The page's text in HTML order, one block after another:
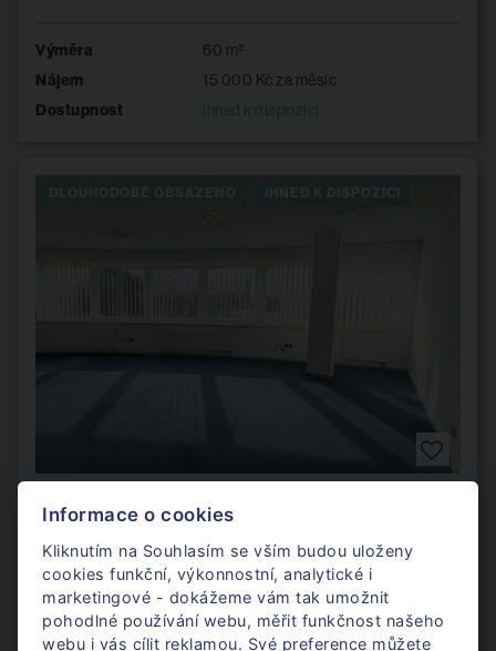
Výměra 60 m²
Nájem 15 000 Kč za měsíc
Dostupnost
Kanceláře Cejl
Cejl, Brno - Zábrdovice
Výměra 217 m²
Nájem 45 200 Kč za měsíc
Informace o cookies
Kliknutím na Souhlasím se vším budou uloženy
cookies funkční, výkonnostní, analytické i
marketingové - dokážeme vám tak umožnit
pohodlné používání webu, měřit funkčnost našeho
webu i vás cílit reklamou. Své preference můžete